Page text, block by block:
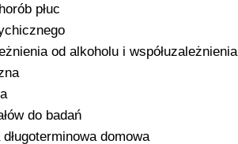
płuc
od alkoholu i współuzależnienia
do badań
domowa